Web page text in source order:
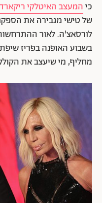
כיהמעצב האיטלקי
של טישי מגבירה את
לורסאצ'ה. לאור
בשבוע האופנה בפריז
מחליף, מי שיעצב את